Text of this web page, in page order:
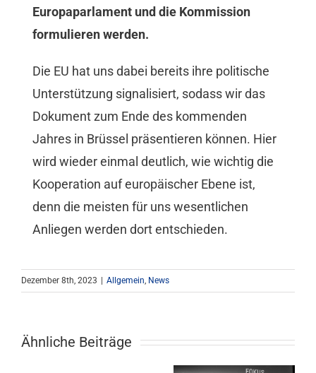
Europaparlament und die Kommission
formulieren werden.
Die EU hat uns dabei bereits ihre politische
Unterstützung signalisiert, sodass wir das
Dokument zum Ende des kommenden
Jahres in Brüssel präsentieren können. Hier
wird wieder einmal deutlich, wie wichtig die
Kooperation auf europäischer Ebene ist,
denn die meisten für uns wesentlichen
Anliegen werden dort entschieden.
Dezember 8th, 2023 | Allgemein News
Ähnliche Beiträge